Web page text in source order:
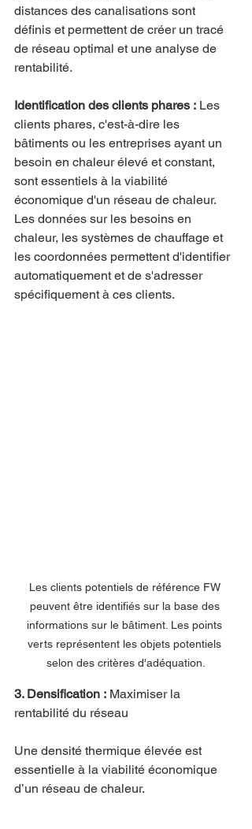
distances des canalisations sont
définis et permettent de créer un tracé
de réseau optimal et une analyse de
rentabilité.
Identification des clients phares : Les
clients phares, c'est-à-dire les
bâtiments ou les entreprises ayant un
besoin en chaleur élevé et constant,
sont essentiels à la viabilité
économique d'un réseau de chaleur.
Les données sur les besoins en
chaleur, les systèmes de chauffage et
les coordonnées permettent d'identifier
automatiquement et de s'adresser
spécifiquement à ces clients.
Les clients potentiels de référence FW
peuvent être identifiés sur la base des
informations sur le bâtiment. Les points
verts représentent les objets potentiels
selon des critères d'adéquation.
3. Densification : Maximiser la
rentabilité du réseau
Une densité thermique élevée est
essentielle à la viabilité économique
d’un réseau de chaleur.